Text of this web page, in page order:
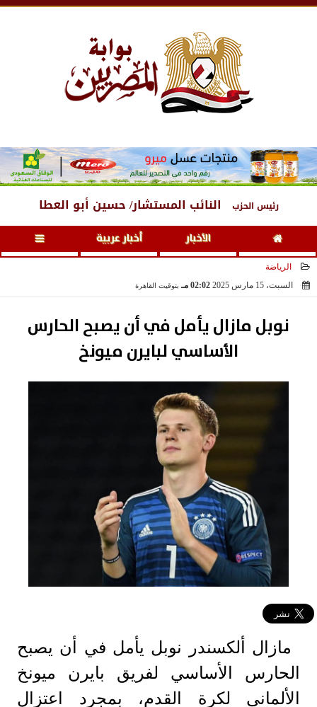
رئيس الحزب النائب المستشار/ حسين أبو العطا
الأخبار أخبار عربية
الرياضة
السبت، 15 مارس 2025
02:02 مـ بتوقيت القاهرة
نوبل مازال يأمل في أن يصبح الحارس
الأساسي لبايرن ميونخ
مازال ألكسندر نوبل يأمل في أن يصبح
الحارس الأساسي لفريق بايرن ميونخ
الألماني لكرة القدم، بمجرد اعتزال